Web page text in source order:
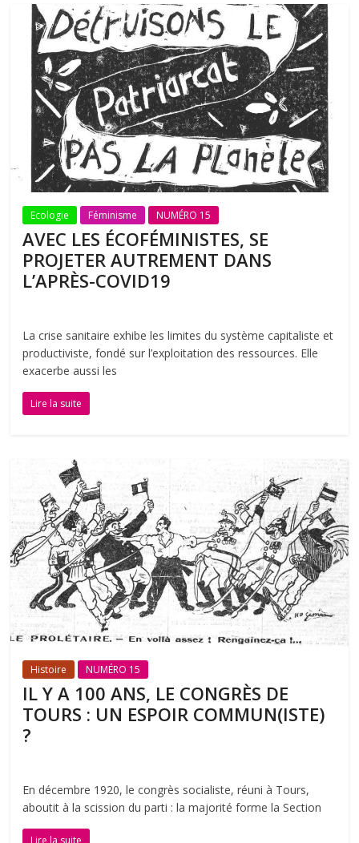
Ecologie Féminisme NUMÉRO 15
AVEC LES ÉCOFÉMINISTES, SE
PROJETER AUTREMENT DANS
L’APRÈS-COVID19
La crise sanitaire exhibe les limites du système capitaliste et
productiviste, fondé sur l’exploitation des ressources. Elle
exacerbe aussi les
Lire la suite
Histoire NUMÉRO 15
IL Y A 100 ANS, LE CONGRÈS DE
TOURS : UN ESPOIR COMMUN(ISTE)
?
En décembre 1920, le congrès socialiste, réuni à Tours,
aboutit à la scission du parti : la majorité forme la Section
Lire la suite